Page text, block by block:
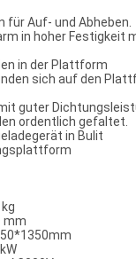
für Auf- und Abheben.
in hoher Festigkeit
in der Plattform
sich auf den
guter
ordentlich gefaltet.
in Bulit
mm